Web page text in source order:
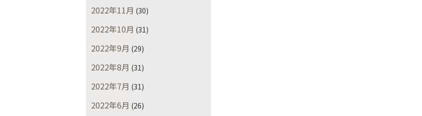
2022年11月 (30)
2022年10月 (31)
2022年9月 (29)
2022年8月 (31)
2022年7月 (31)
2022年6月 (26)